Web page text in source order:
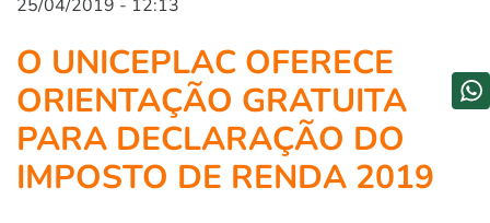
25/04/2019 - 12:13
O UNICEPLAC OFERECE
ORIENTAÇÃO GRATUITA
PARA DECLARAÇÃO DO
IMPOSTO DE RENDA 2019